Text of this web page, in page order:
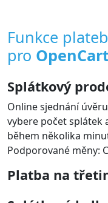
Funkce
pro
Splátkový
Online sjednání
vybere počet splátek
během několika
Podporované měny:
Platba na